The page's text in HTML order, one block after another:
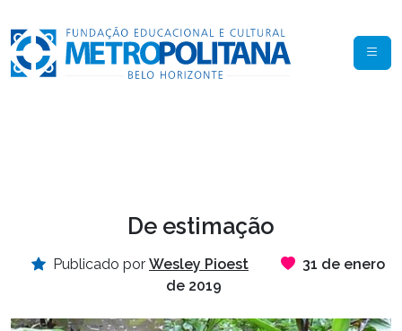
De estimação
Publicado por Wesley Pioest
31 de enero
de 2019